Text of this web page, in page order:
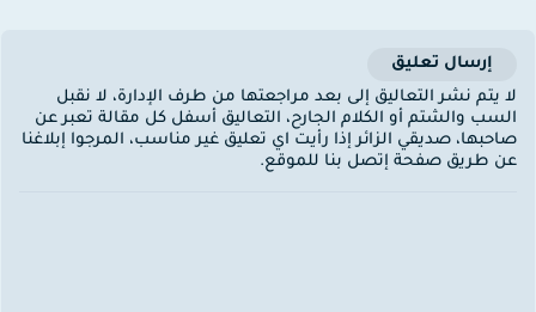
إرسال تعليق
يتم نشر التعاليق إلى بعد مراجعتها من طرف الإدارة، لا نقبل
والشتم أو الكلام الجارح، التعاليق أسفل كل مقالة تعبر عن
صديقي الزائر إذا رأيت اي تعليق غير مناسب، المرجوا إبلاغنا
طريق صفحة إتصل بنا للموقع.